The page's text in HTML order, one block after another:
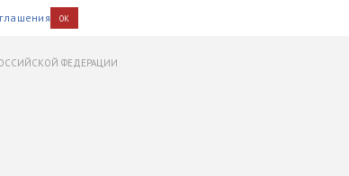
OK
ФЕДЕРАЦИИ